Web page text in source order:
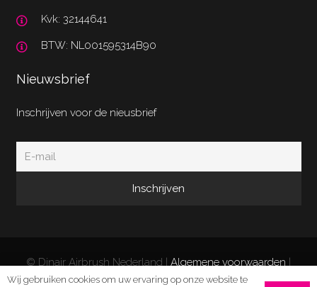
Kvk: 32144641
BTW: NL001595314B90
Nieuwsbrief
Inschrijven voor de nieusbrief
© Dinair Airbrush Nederland | Algemene voorwaarden |
Privacy Policy|Retourneren/klachten| Website door
Wij gebruiken cookies om uw ervaring op onze website te